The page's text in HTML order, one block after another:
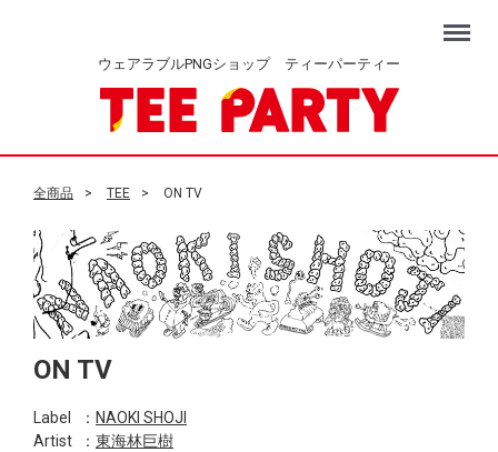
ウェアラブルPNGショップ ティーパーティー
Menu
全商品 TEE ON TV
ON TV
Label ： NAOKI SHOJI
Artist
： 東海林巨樹